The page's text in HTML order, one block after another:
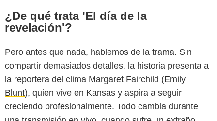
¿De qué trata 'El día de la
revelación'?
Pero antes que nada, hablemos de la trama. Sin
compartir demasiados detalles, la historia presenta a
la reportera del clima Margaret Fairchild (Emily
Blunt), quien vive en Kansas y aspira a seguir
creciendo profesionalmente. Todo cambia durante